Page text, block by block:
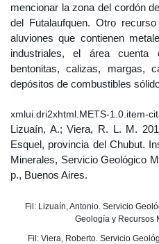
mencionar la zona del cordón
del Futalaufquen. Otro
aluviones que contienen
industriales, el área cuenta
bentonitas, calizas, margas,
depósitos de combustibles
xmlui.dri2xhtml.METS-1.0.item-
Lizuaín, A.; Viera, R. L. M.
Esquel, provincia del Chubut.
Minerales, Servicio Geológico
p., Buenos Aires.
Fil: Lizuaín, Antonio. Servicio
Geología y Recursos
Fil: Viera, Roberto. Servicio